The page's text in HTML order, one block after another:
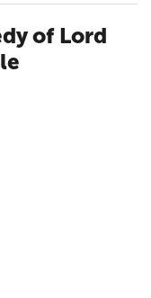
of Lord